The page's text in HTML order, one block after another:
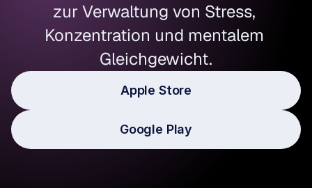
zur Verwaltung von Stress,
Konzentration und mentalem
Gleichgewicht.
Apple Store
Google Play